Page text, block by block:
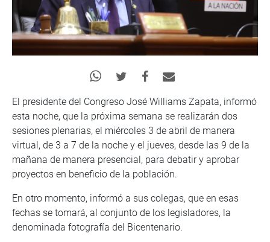
El presidente del Congreso José Williams Zapata, informó
esta noche, que la próxima semana se realizarán dos
sesiones plenarias, el miércoles 3 de abril de manera
virtual, de 3 a 7 de la noche y el jueves, desde las 9 de la
mañana de manera presencial, para debatir y aprobar
proyectos en beneficio de la población.
En otro momento, informó a sus colegas, que en esas
fechas se tomará, al conjunto de los legisladores, la
denominada fotografía del Bicentenario.